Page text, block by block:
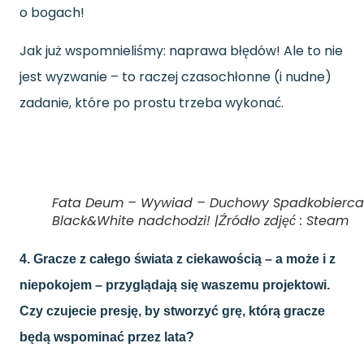
o bogach!
Jak już wspomnieliśmy: naprawa błędów! Ale to nie
jest wyzwanie – to raczej czasochłonne (i nudne)
zadanie, które po prostu trzeba wykonać.
Fata Deum – Wywiad – Duchowy Spadkobierca
Black&White nadchodzi! |Źródło zdjęć : Steam
4. Gracze z całego świata z ciekawością – a może i z
niepokojem – przyglądają się waszemu projektowi.
Czy czujecie presję, by stworzyć grę, którą gracze
będą wspominać przez lata?